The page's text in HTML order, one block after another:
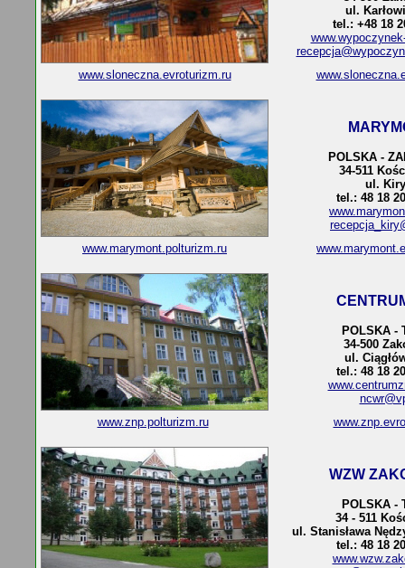
ul.
tel.: +48 18
www.sloneczna.evroturizm.ru
POLSKA -
34-511
ul.
tel.: 48 18
www.marymont.polturizm.ru
POLSKA -
34-500
ul.
tel.: 48 18
www.znp.polturizm.ru
WZW
POLSKA -
34 - 511
ul. Stanisława
tel.: 48 18